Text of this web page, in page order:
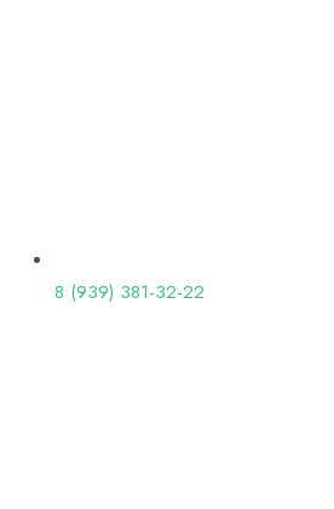
8 (939) 381-32-22